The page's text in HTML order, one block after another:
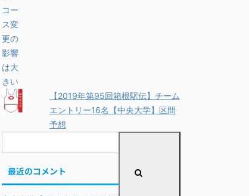
【2019年第95回箱根駅伝】チーム
エントリー16名【中央大学】区間
予想
最近のコメント